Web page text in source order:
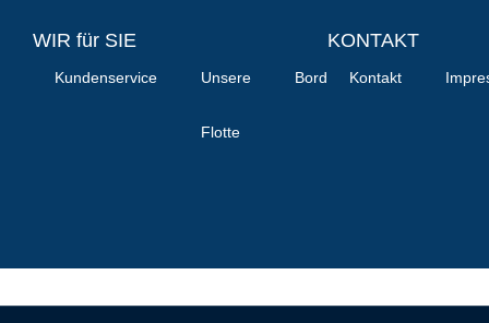
WIR für SIE
Kundenservice Unsere
Flotte
Bordgastronomie
KONTAKT
Kontakt